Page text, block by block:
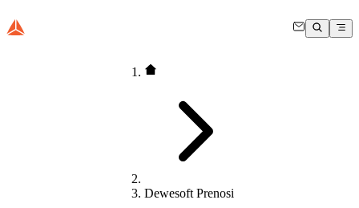
Dewesoft Prenosi